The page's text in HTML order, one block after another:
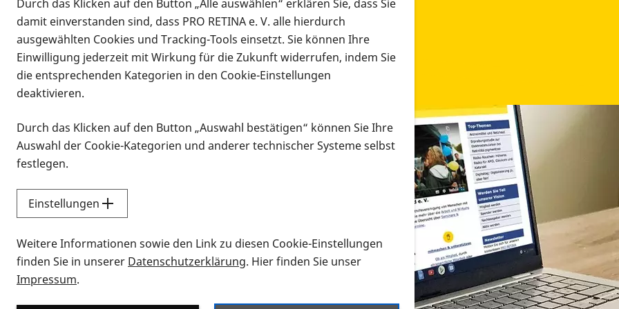
Infomaterial
Infomaterial
Vorlesen
Alle Infomaterialien in verschiedenen Formaten an
Sie möchten wissen, wie Sie nach Infonmaterial suchen und dieses bestellen bzw. herunterladen
Durch das Klicken auf den Button „Alle auswählen“ erklären Sie, dass Sie
damit einverstanden sind, dass PRO RETINA e. V. alle hierdurch
ausgewählten Cookies und Tracking-Tools einsetzt. Sie können Ihre
Einwilligung jederzeit mit Wirkung für die Zukunft widerrufen, indem Sie
die entsprechenden Kategorien in den Cookie-Einstellungen
deaktivieren.
Durch das Klicken auf den Button „Auswahl bestätigen“ können Sie Ihre
Auswahl der Cookie-Kategorien und anderer technischer Systeme selbst
festlegen.
Einstellungen
Weitere Informationen sowie den Link zu diesen Cookie-Einstellungen
finden Sie in unserer Datenschutzerklärung. Hier finden Sie unser
Impressum.